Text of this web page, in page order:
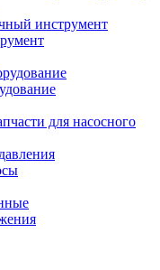
инструмент
для насосного